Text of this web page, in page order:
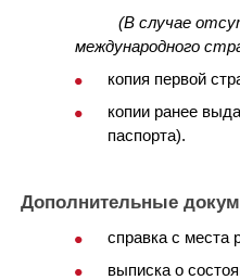
(В случае
международного
копия первой
копии ранее
паспорта).
Дополнительные
справка с
выписка о